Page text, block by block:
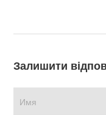
Залишити